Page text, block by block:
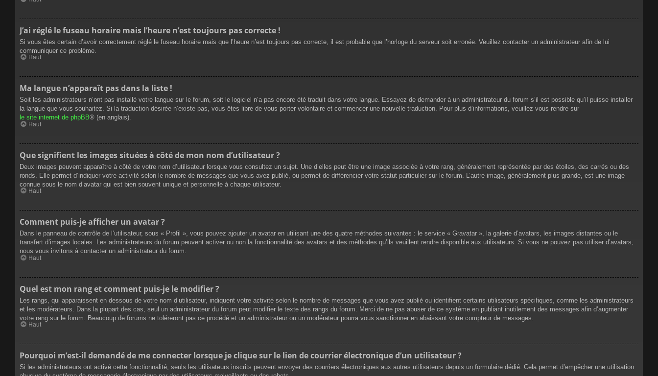
J’ai réglé le fuseau horaire mais l’heure n’est toujours pas correcte !
Si vous êtes certain d’avoir correctement réglé le fuseau horaire mais que l’heure n’est toujours pas correcte, il est probable que l’horloge du serveur soit erronée. Veuillez contacter un administrateur afin de lui
communiquer ce problème.
Haut
Ma langue n’apparaît pas dans la liste !
Soit les administrateurs n’ont pas installé votre langue sur le forum, soit le logiciel n’a pas encore été traduit dans votre langue. Essayez de demander à un administrateur du forum s’il est possible qu’il puisse installer
la langue que vous souhaitez. Si la traduction désirée n’existe pas, vous êtes libre de vous porter volontaire et commencer une nouvelle traduction. Pour plus d’informations, veuillez vous rendre sur
le site internet de phpBB® (en anglais).
Haut
Que signifient les images situées à côté de mon nom d’utilisateur ?
Deux images peuvent apparaître à côté de votre nom d’utilisateur lorsque vous consultez un sujet. Une d’elles peut être une image associée à votre rang, généralement représentée par des étoiles, des carrés ou des
ronds. Elle permet d’indiquer votre activité selon le nombre de messages que vous avez publié, ou permet de différencier votre statut particulier sur le forum. L’autre image, généralement plus grande, est une image
connue sous le nom d’avatar qui est bien souvent unique et personnelle à chaque utilisateur.
Haut
Comment puis-je afficher un avatar ?
Dans le panneau de contrôle de l’utilisateur, sous « Profil », vous pouvez ajouter un avatar en utilisant une des quatre méthodes suivantes : le service « Gravatar », la galerie d’avatars, les images distantes ou le
transfert d’images locales. Les administrateurs du forum peuvent activer ou non la fonctionnalité des avatars et des méthodes qu’ils veuillent rendre disponible aux utilisateurs. Si vous ne pouvez pas utiliser d’avatars,
nous vous invitons à contacter un administrateur du forum.
Haut
Quel est mon rang et comment puis-je le modifier ?
Les rangs, qui apparaissent en dessous de votre nom d’utilisateur, indiquent votre activité selon le nombre de messages que vous avez publié ou identifient certains utilisateurs spécifiques, comme les administrateurs
et les modérateurs. Dans la plupart des cas, seul un administrateur du forum peut modifier le texte des rangs du forum. Merci de ne pas abuser de ce système en publiant inutilement des messages afin d’augmenter
votre rang sur le forum. Beaucoup de forums ne toléreront pas ce procédé et un administrateur ou un modérateur pourra vous sanctionner en abaissant votre compteur de messages.
Haut
Pourquoi m’est-il demandé de me connecter lorsque je clique sur le lien de courrier électronique d’un utilisateur ?
Si les administrateurs ont activé cette fonctionnalité, seuls les utilisateurs inscrits peuvent envoyer des courriers électroniques aux autres utilisateurs depuis un formulaire dédié. Cela permet d’empêcher une utilisation